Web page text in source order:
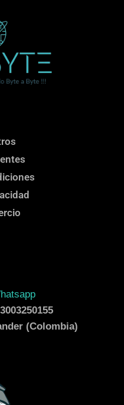
(Colombia)